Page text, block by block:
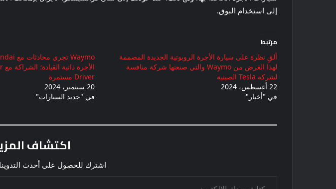
إلى استخدام البوق.
مرتبط
ألقِ نظرة على سيارة الأجرة الروبوتية الجديدة المصممة
لهذا الغرض من Waymo والتي صنعتها شركة منافسة
لشركة Tesla الصينية
22 أغسطس، 2024
في "أخبار"
Driver مستمرة
20 سبتمبر، 2024
في "جديد السيارات"
اكتشاف
اشترك للحصول على أحدث